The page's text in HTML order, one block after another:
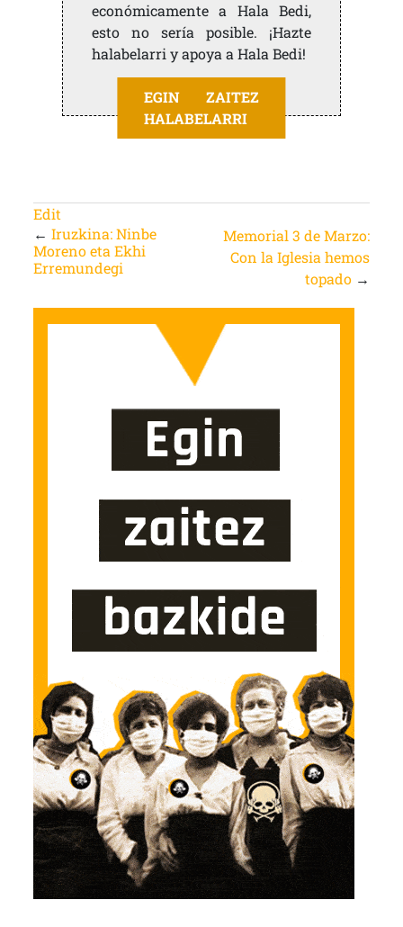
económicamente a Hala Bedi,
esto no sería posible. ¡Hazte
halabelarri y apoya a Hala Bedi!
EGIN ZAITEZ
HALABELARRI
Edit
← Iruzkina: Ninbe
Moreno eta Ekhi
Erremundegi
Memorial 3 de Marzo:
Con la Iglesia hemos
topado →